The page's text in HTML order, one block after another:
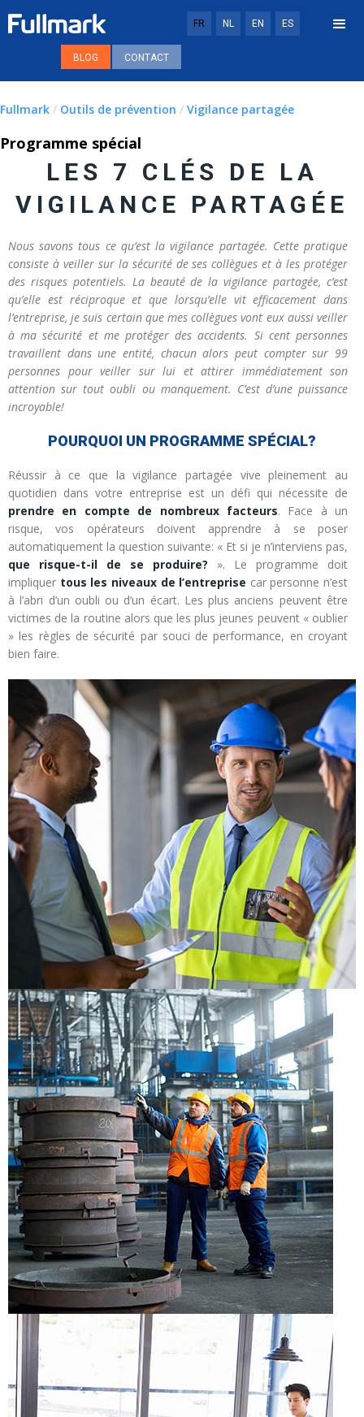
FR NL EN ES
BLOG CONTACT
Fullmark / Outils de prévention / Vigilance partagée
Programme spécial
LES 7 CLÉS DE LA
VIGILANCE PARTAGÉE
Nous savons tous ce qu’est la vigilance partagée. Cette pratique
consiste à veiller sur la sécurité de ses collègues et à les protéger
des risques potentiels. La beauté de la vigilance partagée, c’est
qu’elle est réciproque et que lorsqu’elle vit efficacement dans
l’entreprise, je suis certain que mes collègues vont eux aussi veiller
à ma sécurité et me protéger des accidents. Si cent personnes
travaillent dans une entité, chacun alors peut compter sur 99
personnes pour veiller sur lui et attirer immédiatement son
attention sur tout oubli ou manquement. C’est d’une puissance
incroyable!
POURQUOI UN PROGRAMME SPÉCIAL?
Réussir à ce que la vigilance partagée vive pleinement au
quotidien dans votre entreprise est un défi qui nécessite de
prendre en compte de nombreux facteurs. Face à un
risque, vos opérateurs doivent apprendre à se poser
automatiquement la question suivante: « Et si je n’interviens pas,
que risque-t-il de se produire? ». Le programme doit
impliquer tous les niveaux de l’entreprise car personne n’est
à l’abri d’un oubli ou d’un écart. Les plus anciens peuvent être
victimes de la routine alors que les plus jeunes peuvent « oublier
» les règles de sécurité par souci de performance, en croyant
bien faire.